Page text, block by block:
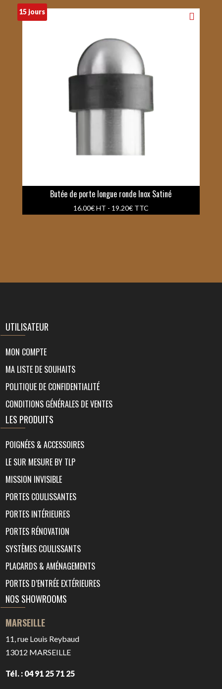
15 jours
Butée de porte longue ronde Inox Satiné
16.00€HT - 19.20€TTC
UTILISATEUR
MON COMPTE
MA LISTE DE SOUHAITS
POLITIQUE DE CONFIDENTIALITÉ
CONDITIONS GÉNÉRALES DE VENTES
LES PRODUITS
POIGNÉES & ACCESSOIRES
LE SUR MESURE BY TLP
MISSION INVISIBLE
PORTES COULISSANTES
PORTES INTÉRIEURES
PORTES RÉNOVATION
SYSTÈMES COULISSANTS
PLACARDS & AMÉNAGEMENTS
PORTES D’ENTRÉE EXTÉRIEURES
NOS SHOWROOMS
MARSEILLE
11, rue Louis Reybaud
13012 MARSEILLE
Tél. : 04 91 25 71 25